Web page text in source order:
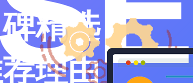
公司推荐
设计公司